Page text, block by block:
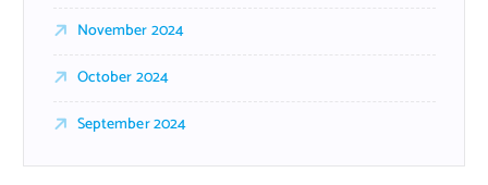
November 2024
October 2024
September 2024